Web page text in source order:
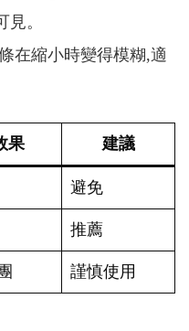
。
在縮小時變得模糊,適
果 建議
避免
推薦
謹慎使用